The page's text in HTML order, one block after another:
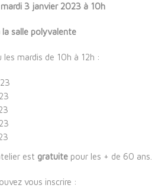
3 janvier 2023 à 10h
la salle polyvalente
les mardis de 10h à 12h :
est gratuite pour les + de 60 ans.
vous inscrire :